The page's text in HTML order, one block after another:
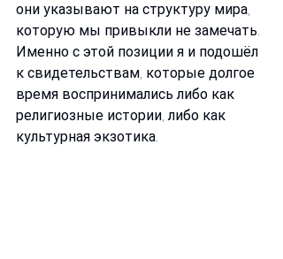
они указывают на структуру мира,
которую мы привыкли не замечать.
Именно с этой позиции я и подошёл
к свидетельствам, которые долгое
время воспринимались либо как
религиозные истории, либо как
культурная экзотика.